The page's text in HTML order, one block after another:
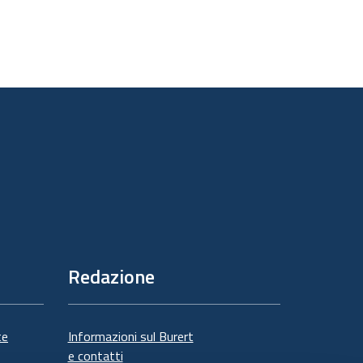
Redazione
Informazioni sul Burert
e contatti